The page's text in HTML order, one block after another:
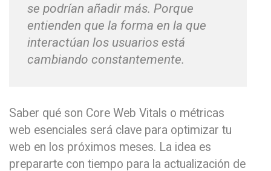
se podrían añadir más. Porque
entienden que la forma en la que
interactúan los usuarios está
cambiando constantemente.
Saber qué son Core Web Vitals o métricas
web esenciales será clave para optimizar tu
web en los próximos meses. La idea es
prepararte con tiempo para la actualización de